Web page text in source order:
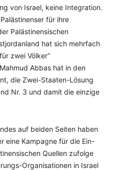
von Israel, keine Integration.
für ihre
Palästinensischen
hat sich mehrfach
zwei Völker“
Abbas hat in den
die Zwei-Staaten-Lösung
Nr. 3 und damit die einzige
auf beiden Seiten haben
eine Kampagne für die Ein-
Quellen zufolge
Organisationen in Israel